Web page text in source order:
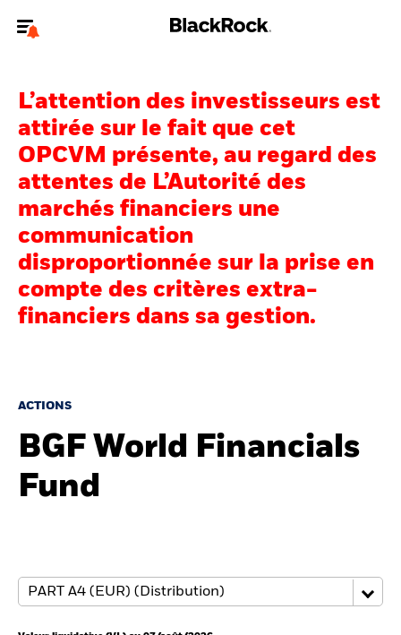
Pour accéder directement à un autre site BlackRock, veuillez mettre à
jourvotre type d'utilisateur
Nous connaître
Produits
Thèmes
Education
France
BlackRock
Notre société
L’attention des investisseurs est
attirée sur le fait que cet
OPCVM présente, au regard des
attentes de L’Autorité des
marchés financiers une
communication
disproportionnée sur la prise en
compte des critères extra-
financiers dans sa gestion.
ACTIONS
BGF World Financials
Fund